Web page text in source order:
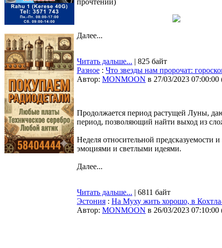
прочтений)
Далее...
Читать дальше... | 825 байт
Разное : Что звезды нам пророчат:
Автор: MONMOON в 27/03/2023 07:00:00
Продолжается период растущей Луны,
период, позволяющий найти выход из
Неделя относительной
эмоциями и светлыми идеями.
Далее...
Читать дальше... | 6811 байт
Эстония : На Муху жить хорошо, в
Автор: MONMOON в 26/03/2023 07:10:00